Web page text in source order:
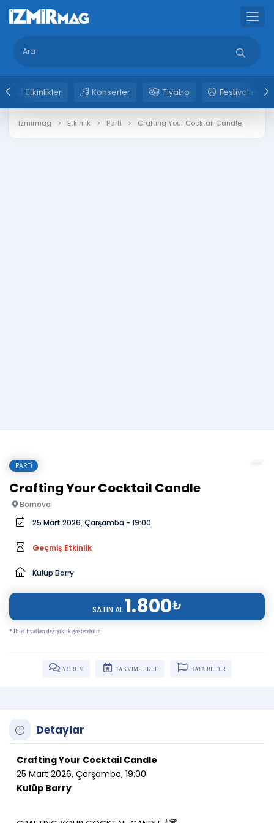
Etkinlikler Konserler Tiyatro Festivaller
izmirmag Etkinlik Parti Crafting Your Cocktail Candle
PARTI
Crafting Your Cocktail Candle
Bornova
25 Mart 2026, Çarşamba - 19:00
Geçmiş Etkinlik
Kulüp Barry
SATIN AL 1.800₺
* Bilet fiyatları değişiklik gösterebilir.
YORUM TAKVİME EKLE HATA BİLDİR
Detaylar
Crafting Your Cocktail Candle
25 Mart 2026, Çarşamba, 19:00
Kulüp Barry